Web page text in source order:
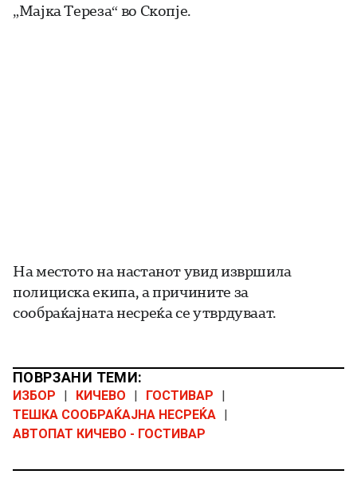
„Мајка Тереза“ во Скопје.
На местото на настанот увид извршила
полициска екипа, а причините за
сообраќајната несреќа се утврдуваат.
ПОВРЗАНИ ТЕМИ:
ИЗБОР | КИЧЕВО | ГОСТИВАР
|
ТЕШКА СООБРАЌАЈНА НЕСРЕЌА |
АВТОПАТ КИЧЕВО - ГОСТИВАР